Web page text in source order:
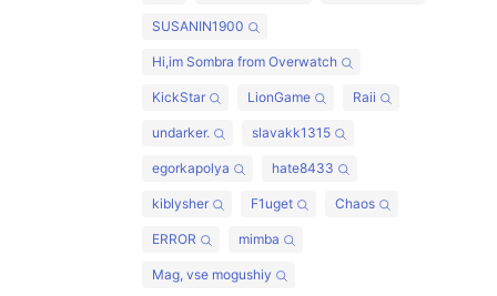
SUSANIN1900
Hi,im Sombra from Overwatch
KickStar LionGame Raii
undarker. slavakk1315
egorkapolya hate8433
kiblysher F1uget Chaos
ERROR mimba
Mag, vse mogushiy